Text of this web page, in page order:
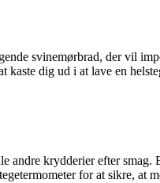
svinemørbrad, der vil
dig ud i at lave en
andre krydderier efter
for at sikre, at